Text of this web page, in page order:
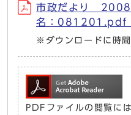
市政だより 2008
名：081201.pdf
※ダウンロードに時
PDFファイルの閲覧